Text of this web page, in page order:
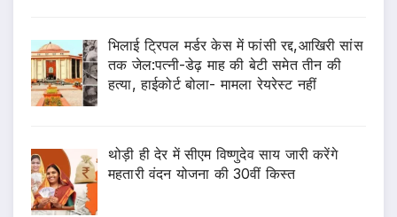
भिलाई ट्रिपल मर्डर केस में फांसी रद्द,आखिरी सांस
तक जेल:पत्नी-डेढ़ माह की बेटी समेत तीन की
हत्या, हाईकोर्ट बोला- मामला रेयरेस्ट नहीं
थोड़ी ही देर में सीएम विष्णुदेव साय जारी करेंगे
महतारी वंदन योजना की 30वीं किस्त